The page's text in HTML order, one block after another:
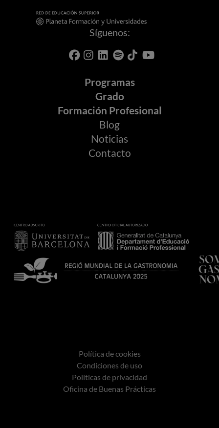
Síguenos:
Programas
Grado
Formación Profesional
Blog
Noticias
Contacto
Política de cookies
Condiciones de uso
Políticas de privacidad
Oficina de Buenas Prácticas